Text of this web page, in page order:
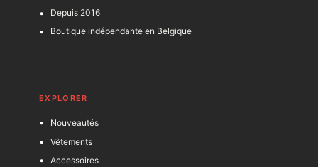
Depuis 2016
Boutique indépendante en Belgique
EXPLORER
Nouveautés
Vêtements
Accessoires